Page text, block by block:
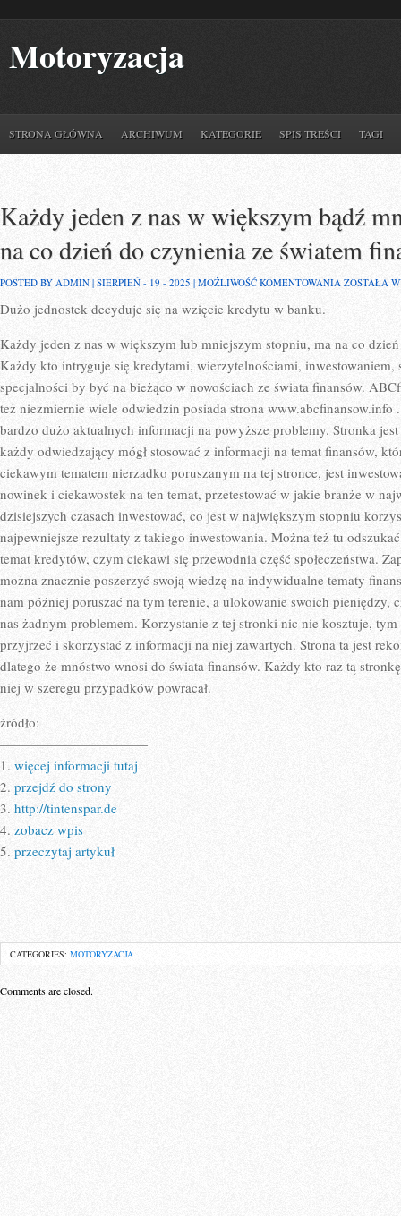
Motoryzacja
STRONA GŁÓWNA ARCHIWUM KATEGORIE SPIS TREŚCI TAGI
Każdy jeden z nas w większym bądź
na co dzień do czynienia ze światem
POSTED BY ADMIN | SIERPIEŃ - 19 - 2025 | MOŻLIWOŚĆ KOMENTOWANIA KAŻDY
WIĘKSZYM
BĄDŹ
MNIEJSZYM
STOPNIU,
NA
CO
DO
CZYNIENIA
ŚWIATEM
FINANSÓW
ZOSTAŁA
Dużo jednostek decyduje się na wzięcie kredytu w banku.
Każdy jeden z nas w większym lub mniejszym stopniu, ma na co
Każdy kto intryguje się kredytami, wierzytelnościami, inwestowaniem,
specjalności by być na bieżąco w nowościach ze świata finansów.
też niezmiernie wiele odwiedzin posiada strona www.abcfinansow.info
bardzo dużo aktualnych informacji na powyższe problemy. Stronka
każdy odwiedzający mógł stosować z informacji na temat finansów,
ciekawym tematem nierzadko poruszanym na tej stronce, jest
nowinek i ciekawostek na ten temat, przetestować w jakie branże w
dzisiejszych czasach inwestować, co jest w największym stopniu
najpewniejsze rezultaty z takiego inwestowania. Można też tu
temat kredytów, czym ciekawi się przewodnia część społeczeństwa.
można znacznie poszerzyć swoją wiedzę na indywidualne tematy
nam później poruszać na tym terenie, a ulokowanie swoich pieniędzy,
nas żadnym problemem. Korzystanie z tej stronki nic nie kosztuje,
przyjrzeć i skorzystać z informacji na niej zawartych. Strona ta jest
dlatego że mnóstwo wnosi do świata finansów. Każdy kto raz tą
niej w szeregu przypadków powracał.
źródło:
———————————
1. więcej informacji tutaj
2. przejdź do strony
3. http://tintenspar.de
4. zobacz wpis
5. przeczytaj artykuł
CATEGORIES: MOTORYZACJA
Comments are closed.